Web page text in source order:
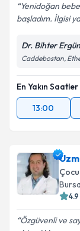
Yenidoğan
başladım. İlgisi
Dr. Bihter
Caddebostan,
En Yakın Saatler
13:00
Bursa
4.9
Özgüvenli ve